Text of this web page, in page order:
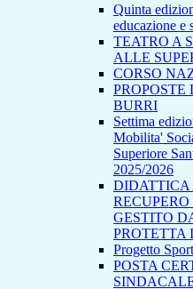
Quinta
educazione e
TEATRO A
ALLE
CORSO
BURRI
Settima
Mobilita'
Superiore
2025/2026
DIDATTICA
GESTITO
PROTETTA
Progetto
POSTA
SINDACALE